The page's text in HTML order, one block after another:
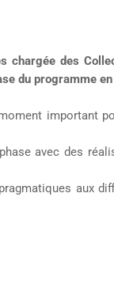
chargée des
du programme
important
avec des
aux